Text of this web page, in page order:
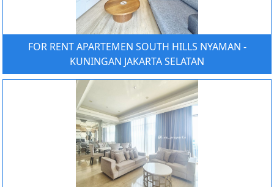
FOR RENT APARTEMEN SOUTH HILLS NYAMAN -
KUNINGAN JAKARTA SELATAN